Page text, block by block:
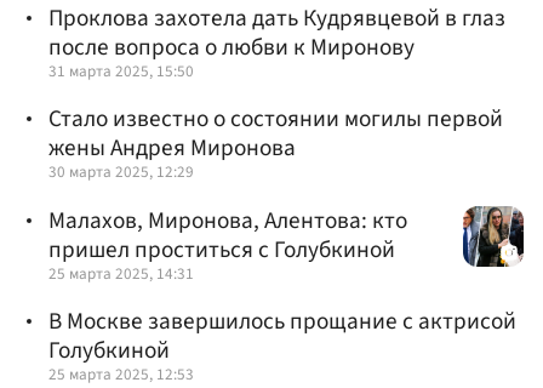
Проклова захотела дать Кудрявцевой в глаз
после вопроса о любви к Миронову
31 марта 2025, 15:50
Стало известно о состоянии могилы первой
жены Андрея Миронова
30 марта 2025, 12:29
Малахов, Миронова, Алентова: кто
пришел проститься с Голубкиной
25 марта 2025, 14:31
В Москве завершилось прощание с актрисой
Голубкиной
25 марта 2025, 12:53